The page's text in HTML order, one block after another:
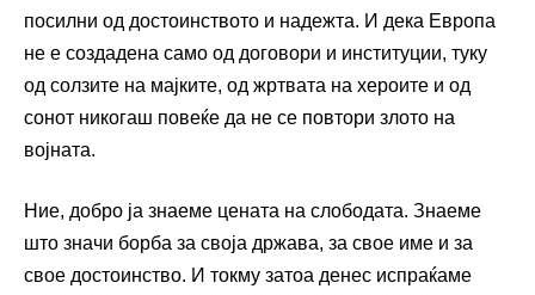
посилни од достоинството и надежта. И дека Европа
не е создадена само од договори и институции, туку
од солзите на мајките, од жртвата на хероите и од
сонот никогаш повеќе да не се повтори злото на
војната.
Ние, добро ја знаеме цената на слободата. Знаеме
што значи борба за своја држава, за свое име и за
свое достоинство. И токму затоа денес испраќаме